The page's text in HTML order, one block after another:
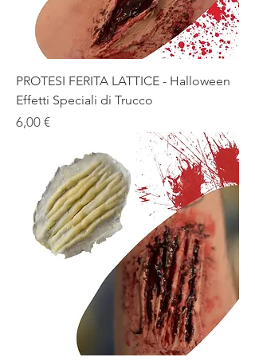
PROTESI FERITA LATTICE - Halloween
Effetti Speciali di Trucco
Prezzo
6,00 €